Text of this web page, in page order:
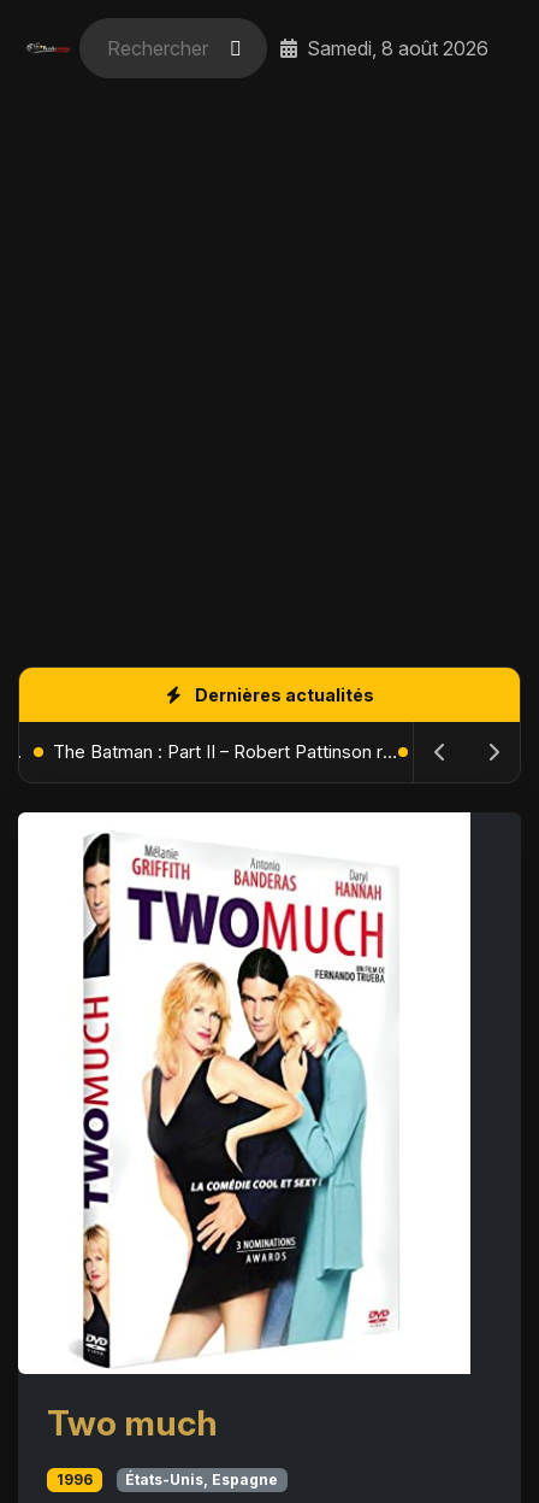
Samedi, 8 août 2026
Dernières actualités
L'Âge de Glace : Le Réveil du Volcan – Manny, Sid et Diego de retour pour une aventure explosive The Batman : Part II – Robert Pattinson replonge dans les ténèbres de Gotham dès octobre 2027
Two much
1996 États-Unis, Espagne